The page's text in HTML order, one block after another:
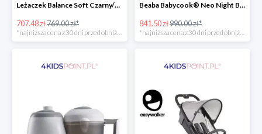
Leżaczek Balance Soft Czarny/Ciemnoszary + Zabawka BabyBjorn
707.48 zł769.00 zł*
*najniższa cena z 30 dni przed obniżką
Beaba Babycook® Neo Night Blue
841.50 zł990.00 zł*
*najniższa cena z 30 dni przed obniżką